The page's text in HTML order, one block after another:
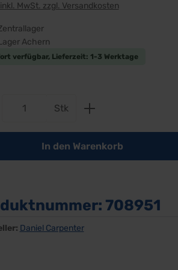
MwSt. zzgl. Versandkosten
Achern
verfügbar, Lieferzeit: 1-3 Werktage
Anzahl: Gib den
Stk
In den Warenkorb
708951
Daniel Carpenter